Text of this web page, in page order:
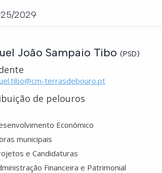
2029
João Sampaio Tibo (PSD)
terrasdebouro.pt
de pelouros
Económico
municipais
e Candidaturas
Financeira e Patrimonial